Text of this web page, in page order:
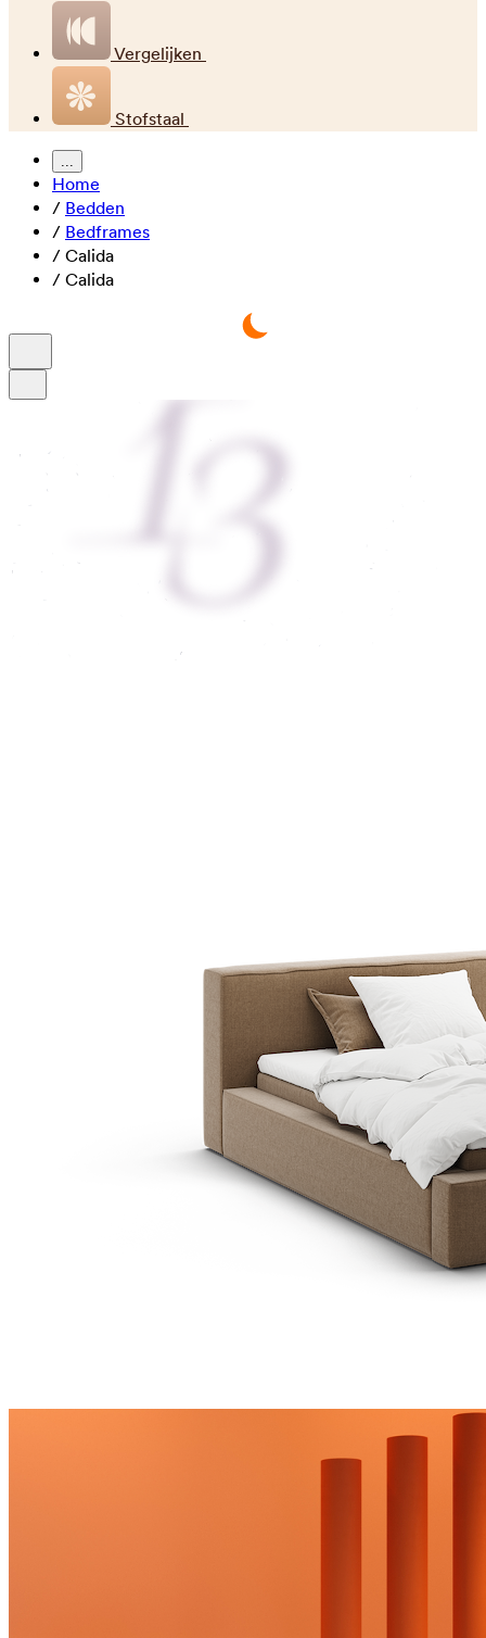
Vergelijken
Stofstaal
...
Home
/ Bedden
/ Bedframes
/ Calida
/ Calida